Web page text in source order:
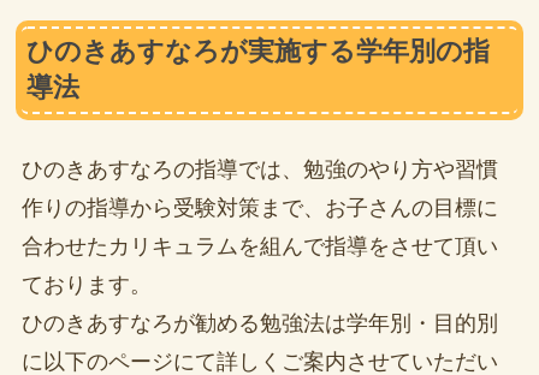
ひのきあすなろが実施する学年別の指
導法
ひのきあすなろの指導では、勉強のやり方や習慣
作りの指導から受験対策まで、お子さんの目標に
合わせたカリキュラムを組んで指導をさせて頂い
ております。
ひのきあすなろが勧める勉強法は学年別・目的別
に以下のページにて詳しくご案内させていただい